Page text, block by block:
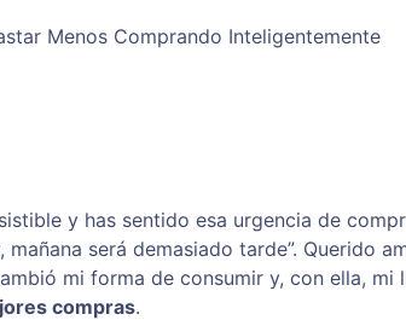
Menos Comprando Inteligentemente
y has sentido esa urgencia de
será demasiado tarde”. Querido
mi forma de consumir y, con ella, mi
compras.